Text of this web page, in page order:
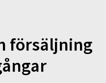
försäljning